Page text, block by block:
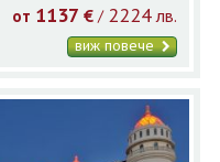
от 1137 € / 2224 лв.
виж повече